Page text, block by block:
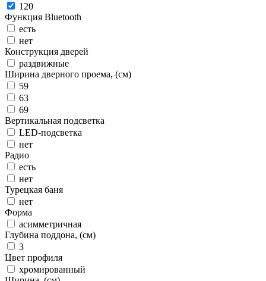
120
Функция Bluetooth
есть
нет
Конструкция дверей
раздвижные
Ширина дверного проема, (см)
59
63
69
Вертикальная подсветка
LED-подсветка
нет
Радио
есть
нет
Турецкая баня
нет
Форма
асимметричная
Глубина поддона, (см)
3
Цвет профиля
хромированный